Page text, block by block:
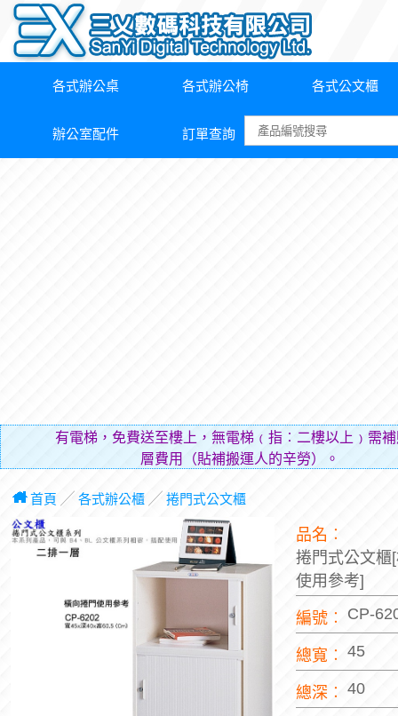
各式辦公桌 各式辦公椅 各式公文櫃
辦公室配件 訂單查詢
有電梯，免費送至樓上，無電梯﹙指︰二樓以上﹚需
層費用（貼補搬運人的辛勞）。
首頁 ╱ 各式辦公櫃╱ 捲門式公文櫃
品名︰
捲門式公文櫃
使用參考]
編號︰ CP-
總寬︰ 45
總深︰ 40